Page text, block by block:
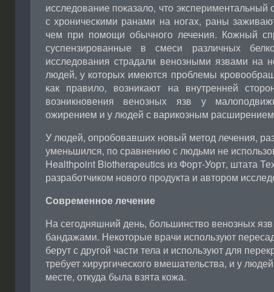
исследование показало, что
с хроническими ранами на ногах, раны
чем при помощи обычного лечения. Кожный
суспензированные в смеси различных
исследования страдали венозными язвами на
людей, у которых имеются проблемы
как правило, возникают на внутренней
возникновения венозных язв у
ожирением и у людей с варикозным
У людей, опробовавших новый метод лечения,
уменьшился, по сравнению с людьми не
Healthpoint Biotherapeutics из Форт-Уорт, штата
разработчиком нового продукта и автором
Современное лечение
На сегодняшний день, большинство венозных
бандажами. Некоторые врачи используют
берут с другой части тела и используют для
требует хирургического вмешательства, и у
месте, откуда была взята кожа.